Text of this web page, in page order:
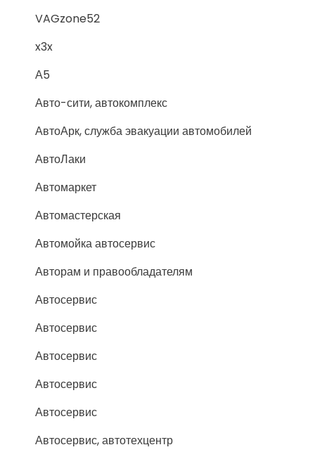
VAGzone52
x3x
А5
Авто-сити, автокомплекс
АвтоАрк, служба эвакуации автомобилей
АвтоЛаки
Автомаркет
Автомастерская
Автомойка автосервис
Авторам и правообладателям
Автосервис
Автосервис
Автосервис
Автосервис
Автосервис
Автосервис, автотехцентр